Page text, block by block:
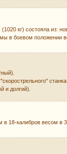
кг) состояла из:
в боевом положении
и долгий).
18-калибров весом в